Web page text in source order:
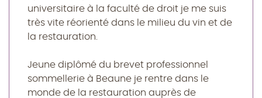
universitaire à la faculté de droit je me suis
très vite réorienté dans le milieu du vin et de
la restauration.
Jeune diplômé du brevet professionnel
sommellerie à Beaune je rentre dans le
monde de la restauration auprès de